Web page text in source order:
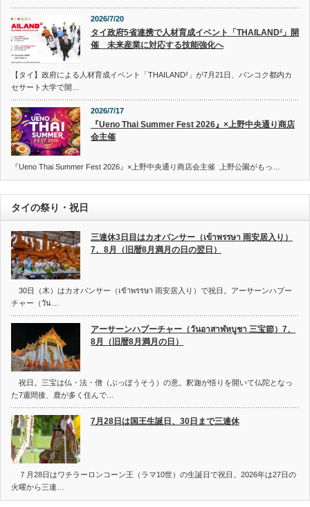
2026/7/20
タイ政府5省連携で人材育成イベント「THAILAND²」開
催 未来産業に対応する技能強化へ
【タイ】政府による人材育成イベント「THAILAND²」が7月21日、バンコク都内カ
セサート大学で開…
2026/7/17
『Ueno Thai Summer Fest 2026』×上野中央通り商店
会主催
『Ueno Thai Summer Fest 2026』×上野中央通り商店会主催 上野公園がもっ…
タイの祭り・祝日
三連休3日目はカオパンサー（เข้าพรรษา 雨安居入り）
7、8月（旧暦8月満月の日の翌日）
30日（木）はカオパンサー（เข้าพรรษา 雨安居入り）で祝日。アーサーンハブー
チャー（วัน…
アーサーンハブーチャー（วันอาสาฬหบูชา 三宝節）7、
8月（旧暦8月満月の日）
祝日。三宝は仏・法・僧（ぶっぽうそう）の意。釈迦が悟りを開いて仏陀となっ
た7週間後、鹿が多く住んで…
7月28日は国王生誕日、30日まで三連休
７月28日はワチラーロンコーン王（ラマ10世）の生誕日で祝日。2026年は27日の
火曜から三連…